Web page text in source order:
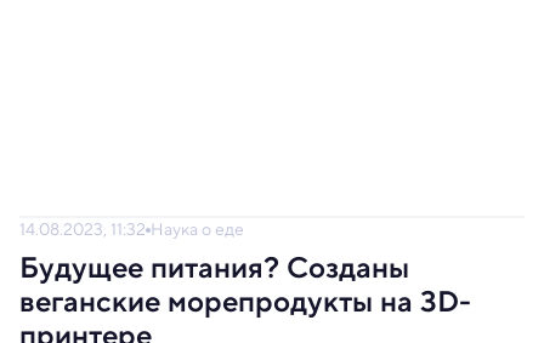
14.08.2023, 11:32 Наука о еде
Будущее питания? Созданы
веганские морепродукты на 3D-